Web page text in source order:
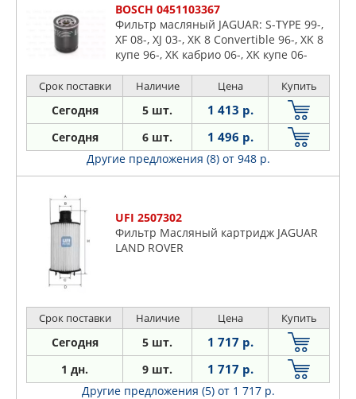
BOSCH 0451103367
Фильтр масляный JAGUAR: S-TYPE 99-,
XF 08-, XJ 03-, XK 8 Convertible 96-, XK 8
купе 96-, XK кабрио 06-, XK купе 06-
ROVER
Срок поставки Наличие Цена Купить
Сегодня 5 шт. 1 413 р.
Сегодня 6 шт. 1 496 р.
Другие предложения (8) от 948 р.
UFI 2507302
Фильтр Масляный картридж JAGUAR
LAND ROVER
Срок поставки Наличие Цена Купить
Сегодня 5 шт. 1 717 р.
1 дн. 9 шт. 1 717 р.
Другие предложения (5) от 1 717 р.